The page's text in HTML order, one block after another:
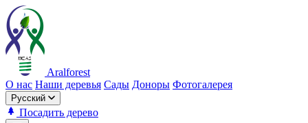
Aralforest
О нас Наши деревья Сады Доноры Фотогалерея
Русский
Посадить дерево